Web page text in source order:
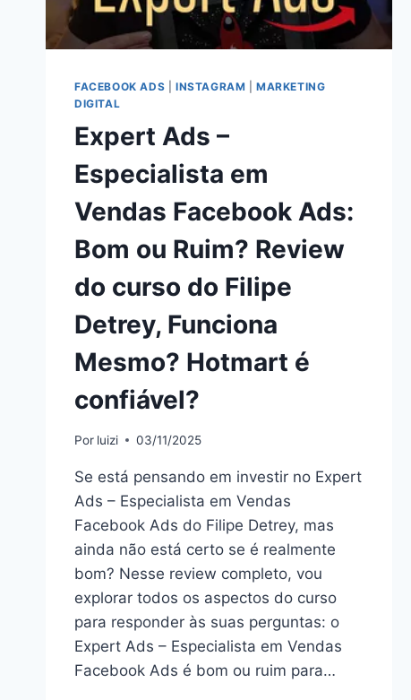
FACEBOOK ADS INSTAGRAM |MARKETING
DIGITAL
Expert Ads –
Especialista em
Vendas Facebook Ads:
Bom ou Ruim? Review
do curso do Filipe
Detrey, Funciona
Mesmo? Hotmart é
confiável?
Por luizi 03/11/2025
Se está pensando em investir no Expert
Ads – Especialista em Vendas
Facebook Ads do Filipe Detrey, mas
ainda não está certo se é realmente
bom? Nesse review completo, vou
explorar todos os aspectos do curso
para responder às suas perguntas: o
Expert Ads – Especialista em Vendas
Facebook Ads é bom ou ruim para…